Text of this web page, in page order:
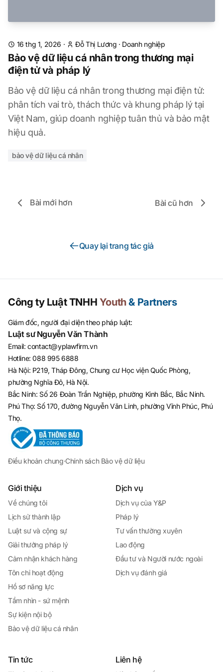
16 thg 1, 2026 · Đỗ Thị Lương · Doanh nghiệp
Bảo vệ dữ liệu cá nhân trong thương mại
điện tử và pháp lý
Bảo vệ dữ liệu cá nhân trong thương mại điện tử:
phân tích vai trò, thách thức và khung pháp lý tại
Việt Nam, giúp doanh nghiệp tuân thủ và bảo mật
hiệu quả.
bảo vệ dữ liệu cá nhân
Bài mới hơn Bài cũ hơn
Quay lại trang tác giả
Công ty Luật TNHH Youth& Partners
Giám đốc, người đại diện theo pháp luật:
Luật sư Nguyễn Văn Thành
Email:contact@yplawfirm.vn
Hotline:088 995 6888
Hà Nội: P219, Tháp Đông, Chung cư Học viện Quốc Phòng,
phường Nghĩa Đô, Hà Nội.
Bắc Ninh: Số 26 Đoàn Trần Nghiệp, phường Kinh Bắc, Bắc Ninh.
Phú Thọ: Số 170, đường Nguyễn Văn Linh, phường Vĩnh Phúc, Phú
Thọ.
Điều khoản chung·Chính sách Bảo vệ dữ liệu
Giới thiệu
Về chúng tôi
Lịch sử thành lập
Luật sư và cộng sự
Giải thưởng pháp lý
Cảm nhận khách hàng
Tôn chỉ hoạt động
Hồ sơ năng lực
Tầm nhìn - sứ mệnh
Sự kiện nội bộ
Bảo vệ dữ liệu cá nhân
Dịch vụ
Dịch vụ của Y&P
Pháp lý
Tư vấn thường xuyên
Lao động
Đầu tư và Người nước ngoài
Dịch vụ đánh giá
Tin tức Liên hệ